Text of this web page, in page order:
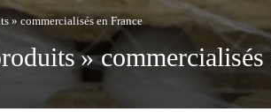
» commercialisés en France
» commercialisés